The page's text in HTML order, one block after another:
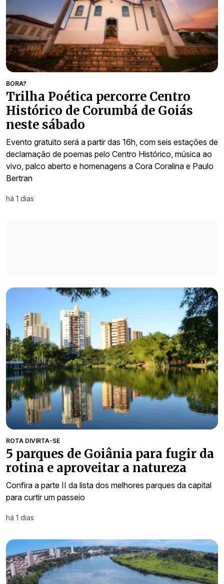
BORA?
Trilha Poética percorre Centro
Histórico de Corumbá de Goiás
neste sábado
Evento gratuito será a partir das 16h, com seis estações de
declamação de poemas pelo Centro Histórico, música ao
vivo, palco aberto e homenagens a Cora Coralina e Paulo
Bertran
há 1 dias
ROTA DIVIRTA-SE
5 parques de Goiânia para fugir da
rotina e aproveitar a natureza
Confira a parte II da lista dos melhores parques da capital
para curtir um passeio
há 1 dias